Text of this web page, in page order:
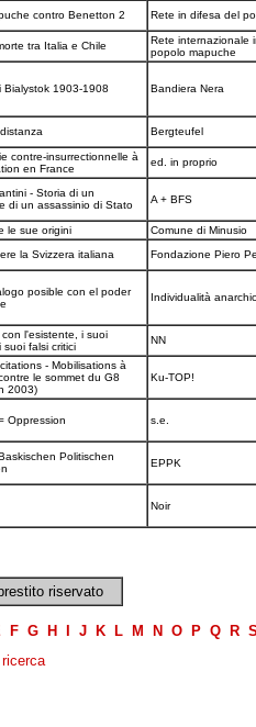
contro Benetton 2 Rete in difesa del
tra Italia e Chile
Rete internazionale
popolo mapuche
Bialystok 1903-1908 Bandiera Nera
Bergteufel
contre-insurrectionnelle à
en France
ed. in proprio
- Storia di un
di un assassinio di Stato
A + BFS
le sue origini
Comune di Minusio
la Svizzera italiana Fondazione Piero
posible con el poder
Individualità
con l'esistente, i suoi
suoi falsi critici
NN
- Mobilisations à
le sommet du G8
2003)
Ku-TOP!
Oppression s.e.
Politischen
EPPK
Noir
riservato
F G H J K L M N O P Q R